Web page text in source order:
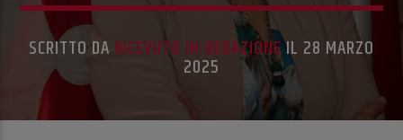
SCRITTO DA RICEVUTO IN REDAZIONEIL 28 MARZO
2025